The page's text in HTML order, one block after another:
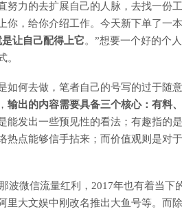
努力的去扩展自己的人脉，去找一份
你，给你介绍工作。今天新下单了一
让自己配得上它。”想要一个好的个
。
如何去做，笔者自己的号写的过于随
输出的内容需要具备三个核心：有料
能发出一些预见性的看法；有趣指的
热点能够信手拈来；而价值观则是对
波微信流量红利，2017年也有着当下
里大文娱中刚改名推出大鱼号等。而